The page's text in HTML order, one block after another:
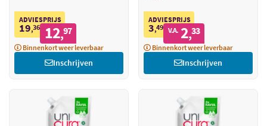
ADVIESPRIJS
19,36 12,97
Binnenkort weer leverbaar
Inschrijven
ADVIESPRIJS
3,49 V.A. 2,33
Binnenkort weer leverbaar
Inschrijven